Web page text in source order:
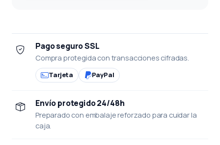
Pago seguro SSL
Compra protegida con transacciones cifradas.
Tarjeta PayPal
Envío protegido 24/48h
Preparado con embalaje reforzado para cuidar la
caja.